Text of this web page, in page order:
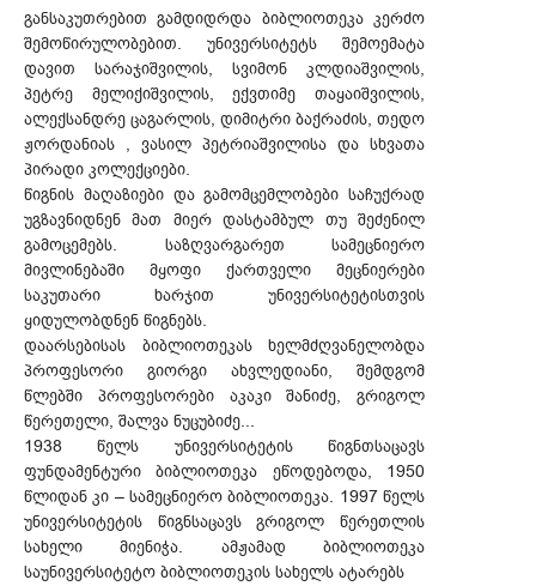
განსაკუთრებით გამდიდრდა ბიბლიოთეკა კერძო
შემოწირულობებით. უნივერსიტეტს შემოემატა
დავით სარაჯიშვილის, სვიმონ კლდიაშვილის,
პეტრე მელიქიშვილის, ექვთიმე თაყაიშვილის,
ალექსანდრე ცაგარლის, დიმიტრი ბაქრაძის, თედო
ჟორდანიას , ვასილ პეტრიაშვილისა და სხვათა
პირადი კოლექციები.
წიგნის მაღაზიები და გამომცემლობები საჩუქრად
უგზავნიდნენ მათ მიერ დასტამბულ თუ შეძენილ
გამოცემებს. საზღვარგარეთ სამეცნიერო
მივლინებაში მყოფი ქართველი მეცნიერები
საკუთარი ხარჯით უნივერსიტეტისთვის
ყიდულობდნენ წიგნებს.
დაარსებისას ბიბლიოთეკას ხელმძღვანელობდა
პროფესორი გიორგი ახვლედიანი, შემდგომ
წლებში პროფესორები აკაკი შანიძე, გრიგოლ
წერეთელი, შალვა ნუცუბიძე...
1938 წელს უნივერსიტეტის წიგნთსაცავს
ფუნდამენტური ბიბლიოთეკა ეწოდებოდა, 1950
წლიდან კი – სამეცნიერო ბიბლიოთეკა. 1997 წელს
უნივერსიტეტის წიგნსაცავს გრიგოლ წერეთლის
სახელი მიენიჭა. ამჟამად ბიბლიოთეკა
საუნივერსიტეტო ბიბლიოთეკის სახელს ატარებს